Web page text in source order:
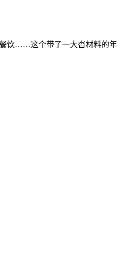
饮……这个带了一大沓材料的年